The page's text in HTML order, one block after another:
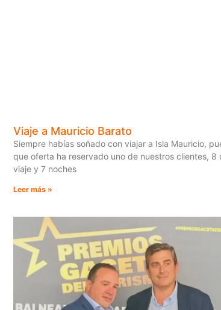
Viaje a Mauricio Barato
Siempre habías soñado con viajar a Isla Mauricio,
que oferta ha reservado uno de nuestros clientes, 8
viaje y 7 noches
Leer más »